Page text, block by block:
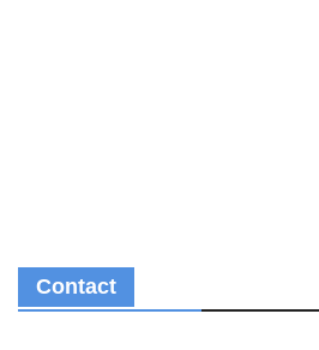
Contact